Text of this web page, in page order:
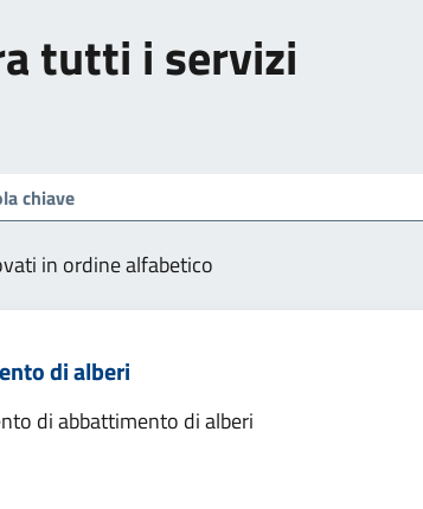
tutti i servizi
in ordine alfabetico
di alberi
di abbattimento di alberi